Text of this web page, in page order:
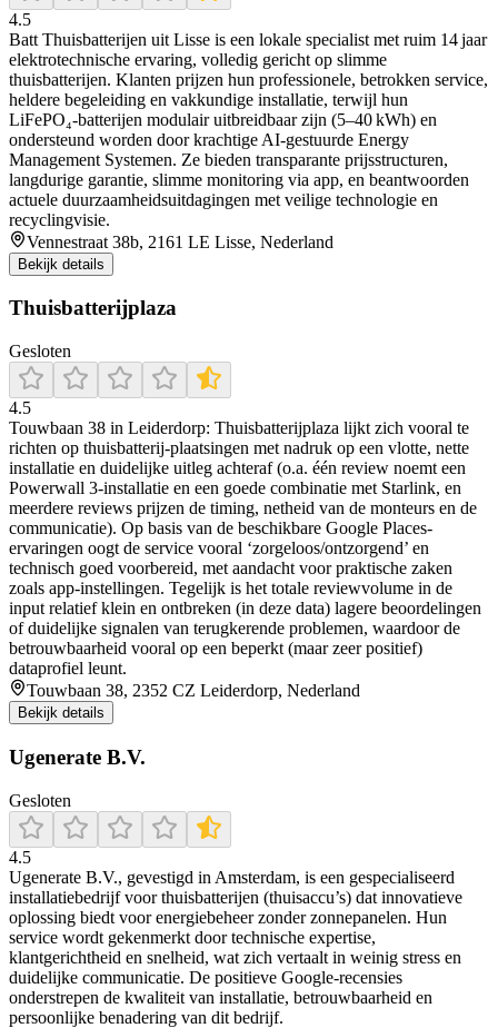
4.5
Batt Thuisbatterijen uit Lisse is een lokale specialist met ruim 14 jaar
elektrotechnische ervaring, volledig gericht op slimme
thuisbatterijen. Klanten prijzen hun professionele, betrokken service,
heldere begeleiding en vakkundige installatie, terwijl hun
LiFePO₄‑batterijen modulair uitbreidbaar zijn (5–40 kWh) en
ondersteund worden door krachtige AI‑gestuurde Energy
Management Systemen. Ze bieden transparante prijsstructuren,
langdurige garantie, slimme monitoring via app, en beantwoorden
actuele duurzaamheidsuitdagingen met veilige technologie en
recyclingvisie.
Vennestraat 38b, 2161 LE Lisse, Nederland
Bekijk details
Thuisbatterijplaza
Gesloten
4.5
Touwbaan 38 in Leiderdorp: Thuisbatterijplaza lijkt zich vooral te
richten op thuisbatterij-plaatsingen met nadruk op een vlotte, nette
installatie en duidelijke uitleg achteraf (o.a. één review noemt een
Powerwall 3-installatie en een goede combinatie met Starlink, en
meerdere reviews prijzen de timing, netheid van de monteurs en de
communicatie). Op basis van de beschikbare Google Places-
ervaringen oogt de service vooral ‘zorgeloos/ontzorgend’ en
technisch goed voorbereid, met aandacht voor praktische zaken
zoals app-instellingen. Tegelijk is het totale reviewvolume in de
input relatief klein en ontbreken (in deze data) lagere beoordelingen
of duidelijke signalen van terugkerende problemen, waardoor de
betrouwbaarheid vooral op een beperkt (maar zeer positief)
dataprofiel leunt.
Touwbaan 38, 2352 CZ Leiderdorp, Nederland
Bekijk details
Ugenerate B.V.
Gesloten
4.5
Ugenerate B.V., gevestigd in Amsterdam, is een gespecialiseerd
installatiebedrijf voor thuisbatterijen (thuisaccu’s) dat innovatieve
oplossing biedt voor energiebeheer zonder zonnepanelen. Hun
service wordt gekenmerkt door technische expertise,
klantgerichtheid en snelheid, wat zich vertaalt in weinig stress en
duidelijke communicatie. De positieve Google-recensies
onderstrepen de kwaliteit van installatie, betrouwbaarheid en
persoonlijke benadering van dit bedrijf.